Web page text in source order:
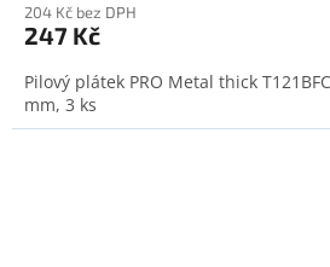
204 Kč bez DPH
247 Kč
Pilový plátek PRO Metal thick
mm, 3 ks